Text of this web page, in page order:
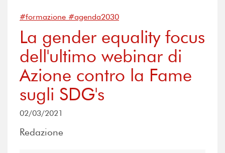
#formazione #agenda2030
La gender equality focus
dell'ultimo webinar di
Azione contro la Fame
sugli SDG's
02/03/2021
Redazione